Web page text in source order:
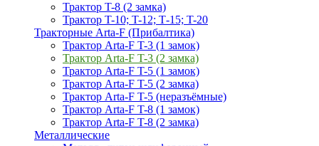
Трактор T-8 (2 замка)
Трактор T-10; T-12; Т-15; T-20
Тракторные Arta-F (Прибалтика)
Трактор Arta-F T-3 (1 замок)
Трактор Arta-F T-3 (2 замка)
Трактор Arta-F T-5 (1 замок)
Трактор Arta-F T-5 (2 замка)
Трактор Arta-F T-5 (неразъёмные)
Трактор Arta-F T-8 (1 замок)
Трактор Arta-F T-8 (2 замка)
Металлические